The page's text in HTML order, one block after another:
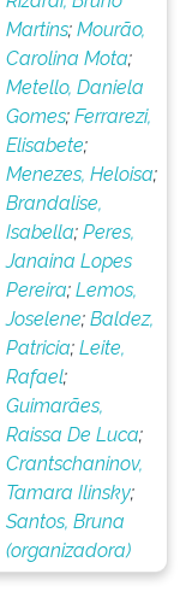
Martins;Mourão,
Carolina Mota;
Metello, Daniela
Gomes;Ferrarezi,
Elisabete;
Menezes, Heloisa;
Brandalise,
Isabella;Peres,
Janaina Lopes
Pereira;Lemos,
Joselene;Baldez,
Patricia;Leite,
Rafael;
Guimarães,
Raissa De Luca;
Crantschaninov,
Tamara Ilinsky;
Santos, Bruna
(organizadora)